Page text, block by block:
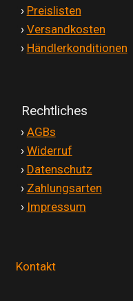
› Preislisten
› Versandkosten
› Händlerkonditionen
Rechtliches
› AGBs
› Widerruf
› Datenschutz
› Zahlungsarten
› Impressum
Kontakt